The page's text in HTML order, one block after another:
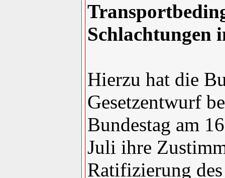
Schlachtungen
Hierzu hat die
Gesetzentwurf
Bundestag am
Juli ihre
Ratifizierung